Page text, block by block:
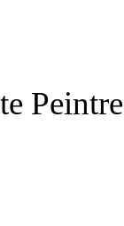
Peintre